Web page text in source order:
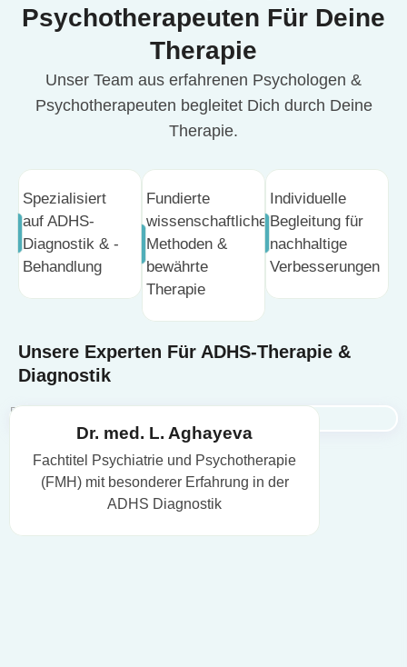
Psychotherapeuten Für Deine
Therapie
Unser Team aus erfahrenen Psychologen &
Psychotherapeuten begleitet Dich durch Deine
Therapie.
Spezialisiert
auf ADHS-
Diagnostik & -
Behandlung
Fundierte
wissenschaftliche
Methoden &
bewährte
Therapie
Individuelle
Begleitung für
nachhaltige
Verbesserungen
Unsere Experten Für ADHS-Therapie &
Diagnostik
Dr. med. L. Aghayeva
Fachtitel Psychiatrie und Psychotherapie
(FMH) mit besonderer Erfahrung in der
ADHS Diagnostik